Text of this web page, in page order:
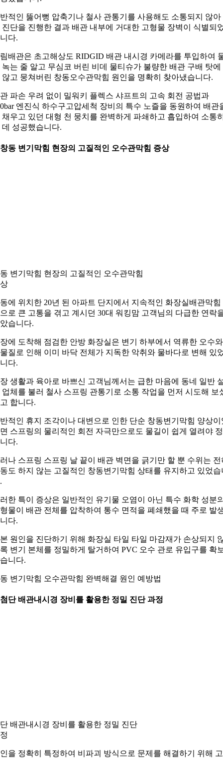
적인 뚫어뻥 압축기나 철사 관통기를 사용해도 소통되지 않아
진단을 진행한 결과 배관 내부에 거대한 고형물 장벽이 식별되
다.
배관은 초고해상도 RIDGID 배관 내시경 카메라를 투입하여
녹는 줄 알고 무심코 버린 비데 물티슈가 불량한 배관 구배 탓에
않고 뭉쳐버린 창동오수관막힘 원인을 명확히 찾아냈습니다.
파손 우려 없이 밀워키 플렉스 샤프트의 고속 회전 공법과
엔진식 하수구고압세척 장비의 특수 노즐을 동원하여 배관
채우고 있던 대형 천 뭉치를 완벽하게 파쇄하고 흡입하여 소통
데 성공했습니다.
동 변기막힘 현장의 고질적인 오수관막힘 증상
변기막힘 현장의 고질적인 오수관막힘
에 위치한 20년 된 아파트 단지에서 지속적인 화장실배관막힘
로 큰 고통을 겪고 계시던 30대 워킹맘 고객님의 다급한 연락
습니다.
에 도착해 점검한 안방 화장실은 변기 하부에서 역류한 오수와
질로 인해 이미 바닥 전체가 지독한 악취와 물바다로 변해 있
다.
생활과 육아로 바쁘신 고객님께서는 급한 마음에 동네 일반
업체를 불러 철사 스프링 관통기로 소통 작업을 먼저 시도해 보
합니다.
적인 휴지 조각이나 대변으로 인한 단순 창동변기막힘 양상이
스프링의 물리적인 회전 자극만으로도 물길이 쉽게 열려야
다.
나 스프링 스프링 날 끝이 배관 벽면을 긁기만 할 뿐 수위는 전
도 하지 않는 고질적인 창동변기막힘 상태를 유지하고 있었습
한 특이 증상은 일반적인 유기물 오염이 아닌 특수 화학 성분
물이 배관 전체를 압착하여 통수 면적을 폐쇄했을 때 주로 발
다.
원인을 진단하기 위해 화장실 타일 타일 마감재가 손상되지
변기 본체를 정밀하게 탈거하여 PVC 오수 관로 유입구를 확
니다.
변기막힘 오수관막힘 완벽해결 원인 예방법
단 배관내시경 장비를 활용한 정밀 진단 과정
배관내시경 장비를 활용한 정밀 진단
을 정확히 특정하여 비파괴 방식으로 문제를 해결하기 위해